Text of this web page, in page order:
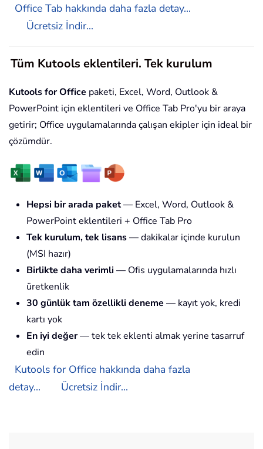
Office Tab hakkında daha fazla detay...
Ücretsiz İndir...
Tüm Kutools eklentileri. Tek kurulum
Kutools for Office paketi, Excel, Word, Outlook &
PowerPoint için eklentileri ve Office Tab Pro'yu bir araya
getirir; Office uygulamalarında çalışan ekipler için ideal bir
çözümdür.
Hepsi bir arada paket— Excel, Word, Outlook &
PowerPoint eklentileri + Office Tab Pro
Tek kurulum, tek lisans— dakikalar içinde kurulun
(MSI hazır)
Birlikte daha verimli — Ofis uygulamalarında hızlı
üretkenlik
30 günlük tam özellikli deneme — kayıt yok, kredi
kartı yok
En iyi değer— tek tek eklenti almak yerine tasarruf
edin
Kutools for Office hakkında daha fazla
detay...
Ücretsiz İndir...